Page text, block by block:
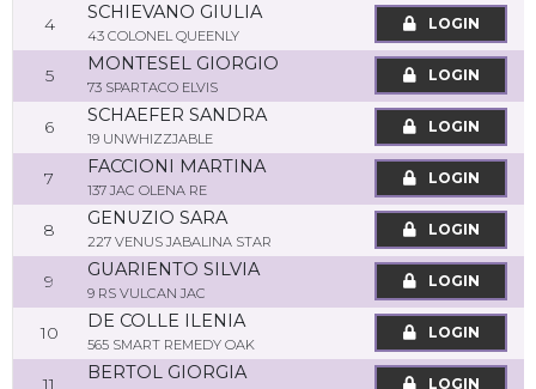
4
SCHIEVANO GIULIA
43 COLONEL QUEENLY
LOGIN
5
MONTESEL GIORGIO
73 SPARTACO ELVIS
LOGIN
6
SCHAEFER SANDRA
19 UNWHIZZJABLE
LOGIN
7
FACCIONI MARTINA
137 JAC OLENA RE
LOGIN
8
GENUZIO SARA
227 VENUS JABALINA STAR
LOGIN
9
GUARIENTO SILVIA
9 RS VULCAN JAC
LOGIN
10
DE COLLE ILENIA
565 SMART REMEDY OAK
LOGIN
11
BERTOL GIORGIA
LOGIN